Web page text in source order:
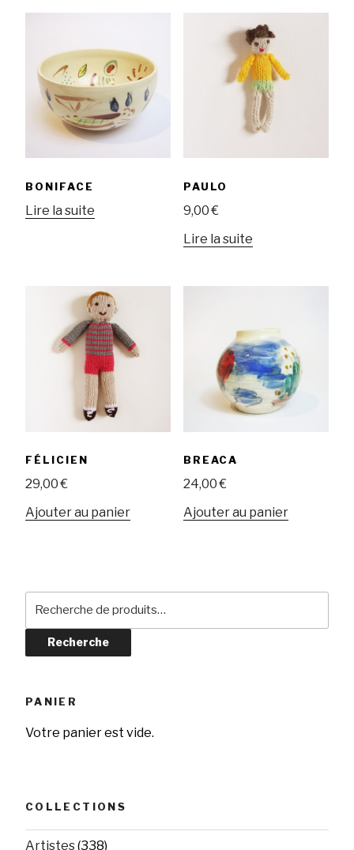
BONIFACE
Lire la suite
PAULO
9,00€
Lire la suite
FÉLICIEN
29,00€
Ajouter au panier
BREACA
24,00€
Ajouter au panier
pour :
Recherche
PANIER
Votre panier est vide.
COLLECTIONS
Artistes(338)